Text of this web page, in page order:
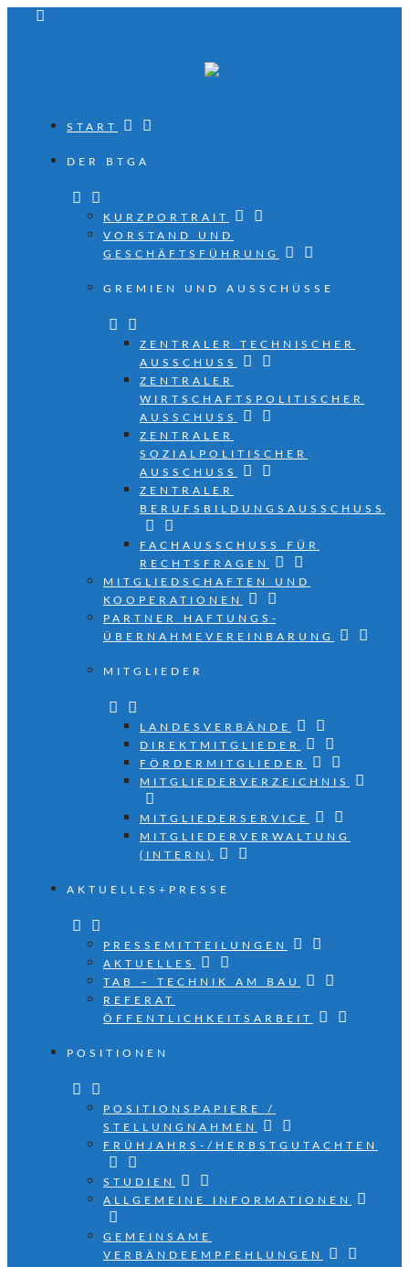
START
DER BTGA
KURZPORTRAIT
VORSTAND UND
GESCHÄFTSFÜHRUNG
GREMIEN UND AUSSCHÜSSE
ZENTRALER TECHNISCHER
AUSSCHUSS
ZENTRALER
WIRTSCHAFTSPOLITISCHER
AUSSCHUSS
ZENTRALER
SOZIALPOLITISCHER
AUSSCHUSS
ZENTRALER
BERUFSBILDUNGSAUSSCHUSS
FACHAUSSCHUSS FÜR
RECHTSFRAGEN
MITGLIEDSCHAFTEN UND
KOOPERATIONEN
PARTNER HAFTUNGS­
ÜBERNAHMEVEREINBARUNG
MITGLIEDER
LANDESVERBÄNDE
DIREKTMITGLIEDER
FÖRDERMITGLIEDER
MITGLIEDERVERZEICHNIS
MITGLIEDERSERVICE
MITGLIEDERVERWALTUNG
(INTERN)
AKTUELLES+PRESSE
PRESSEMITTEILUNGEN
AKTUELLES
TAB – TECHNIK AM BAU
REFERAT
ÖFFENTLICHKEITSARBEIT
POSITIONEN
POSITIONSPAPIERE /
STELLUNGNAHMEN
FRÜHJAHRS-/HERBSTGUTACHTEN
STUDIEN
ALLGEMEINE INFORMATIONEN
GEMEINSAME
VERBÄNDEEMPFEHLUNGEN